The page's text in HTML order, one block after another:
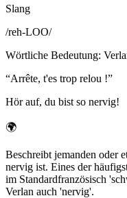
Slang
/reh-LOO/
Wörtliche Bedeutung:
“Arrête, t'es trop relou !”
Hör auf, du bist so nervig!
🌍
Beschreibt jemanden oder
nervig ist. Eines der
im Standardfranzösisch
Verlan auch 'nervig'.